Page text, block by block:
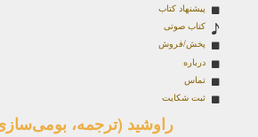
پیشنهاد کتاب
کتاب صوتی
پخش/فروش
درباره
تماس
ثبت شکایت
راوشید (ترجمه،